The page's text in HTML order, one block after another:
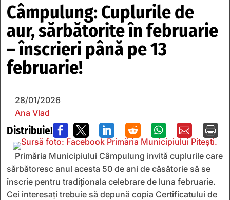
Câmpulung: Cuplurile de
aur, sărbătorite în februarie
– înscrieri până pe 13
februarie!
28/01/2026
Ana Vlad
Distribuie!       
Primăria Municipiului Câmpulung invită cuplurile care
sărbătoresc anul acesta 50 de ani de căsătorie să se
înscrie pentru tradiționala celebrare de luna februarie.
Cei interesați trebuie să depună copia Certificatului de